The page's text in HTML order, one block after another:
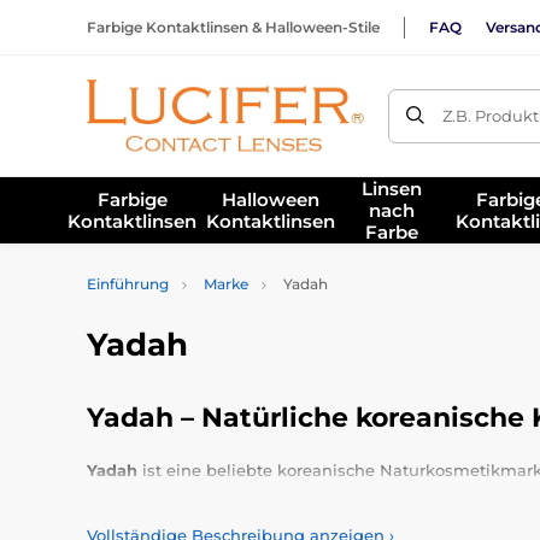
Farbige Kontaktlinsen & Halloween-Stile FAQ
Z.B.
Farbige
Kontaktlinsen
Halloween
Kontaktlinsen
Linsen
nach
Farbe
Einführung Marke Yadah
Yadah
Yadah – Natürliche
Yadah ist eine beliebte koreanische
Vollständige Beschreibung anzeigen ›